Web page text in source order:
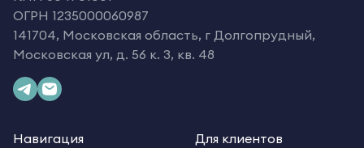
ОГРН 1235000060987
141704, Московская область, г Долгопрудный,
Московская ул, д. 56 к. 3, кв. 48
Навигация
Для клиентов